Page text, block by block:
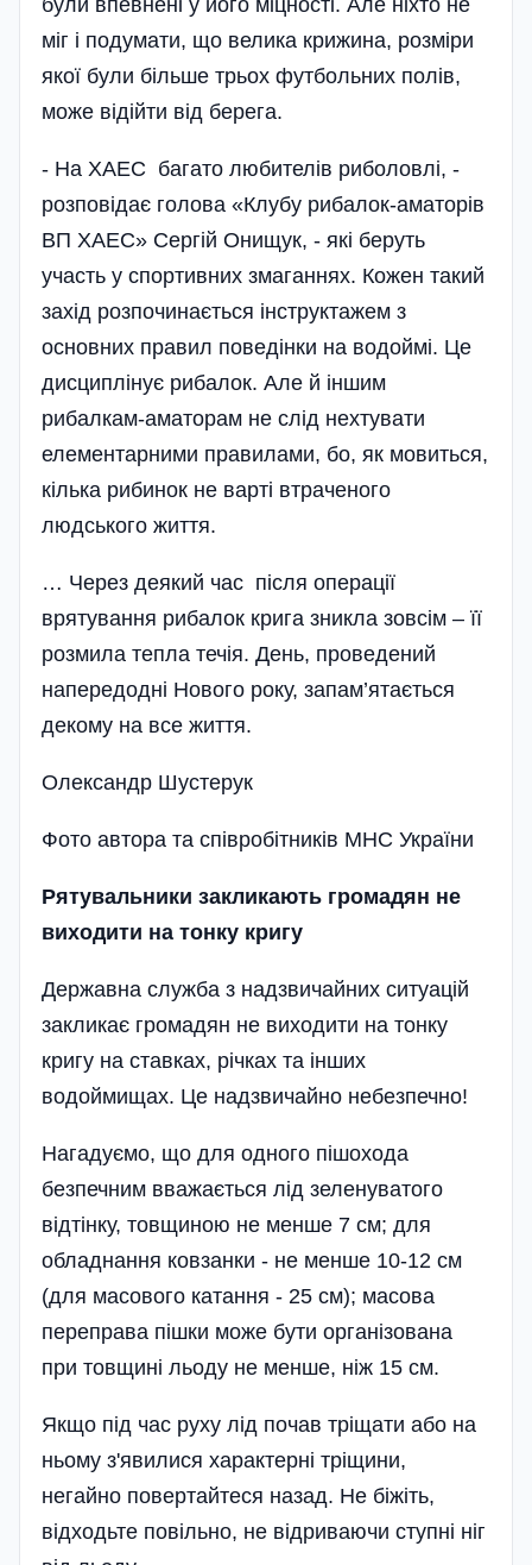
були впевнені у його міцності. Але ніхто не
міг і подумати, що велика крижина, розміри
якої були більше трьох футбольних полів,
може відійти від берега.
- На ХАЕС багато любителів риболовлі, -
розповідає голова «Клубу рибалок-аматорів
ВП ХАЕС» Сергій Онищук, - які беруть
участь у спортивних змаганнях. Кожен такий
захід розпочинається інструктажем з
основних правил поведінки на водоймі. Це
дисциплінує рибалок. Але й іншим
рибалкам-аматорам не слід нехтувати
елементарними правилами, бо, як мовиться,
кілька рибинок не варті втраченого
людського життя.
… Через деякий час після операції
врятування рибалок крига зникла зовсім – її
розмила тепла течія. День, проведений
напередодні Нового року, запам’ятається
декому на все життя.
Олександр Шустерук
Фото автора та співробітників МНС України
Рятувальники закликають громадян не
виходити на тонку кригу
Державна служба з надзвичайних ситуацій
закликає громадян не виходити на тонку
кригу на ставках, річках та інших
водоймищах. Це надзвичайно небезпечно!
Нагадуємо, що для одного пішохода
безпечним вважається лід зеленуватого
відтінку, товщиною не менше 7 см; для
обладнання ковзанки - не менше 10-12 см
(для масового катання - 25 см); масова
переправа пішки може бути організована
при товщині льоду не менше, ніж 15 см.
Якщо під час руху лід почав тріщати або на
ньому з'явилися характерні тріщини,
негайно повертайтеся назад. Не біжіть,
відходьте повільно, не відриваючи ступні ніг